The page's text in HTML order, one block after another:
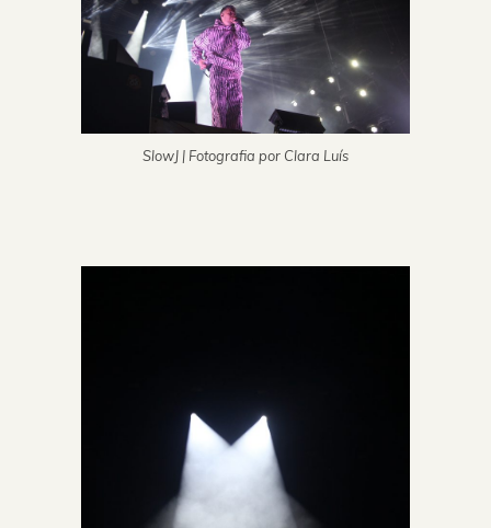
SlowJ | Fotografia por Clara Luís